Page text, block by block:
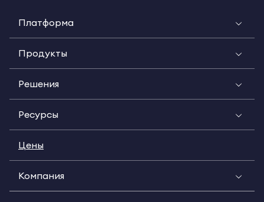
Платформа
Продукты
Решения
Ресурсы
Цены
Компания